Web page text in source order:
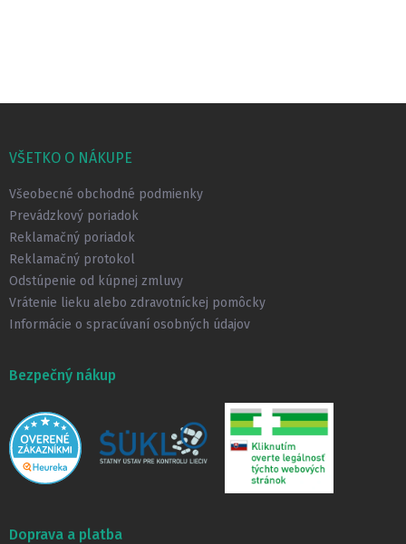
pVŠETKO O NÁKUPE
Všeobecné obchodné podmienky
Prevádzkový poriadok
Reklamačný poriadok
Reklamačný protokol
Odstúpenie od kúpnej zmluvy
Vrátenie lieku alebo zdravotníckej pomôcky
Informácie o spracúvaní osobných údajov
Bezpečný nákup
Doprava a platba